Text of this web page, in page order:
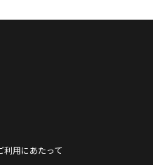
利用にあたって